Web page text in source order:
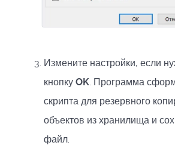
Измените настройки, если
кнопку OK . Программа
скрипта для резервного
объектов из хранилища и
файл.